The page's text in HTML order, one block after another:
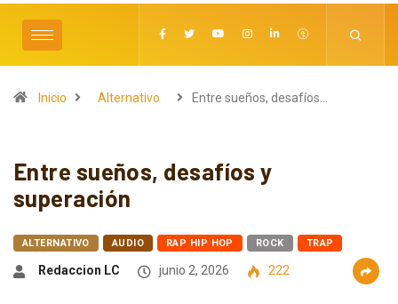
Inicio Alternativo Entre sueños, desafíos…
Entre sueños, desafíos y
superación
ALTERNATIVO AUDIO RAP HIP HOP ROCK TRAP
Redaccion LC junio 2, 2026 222